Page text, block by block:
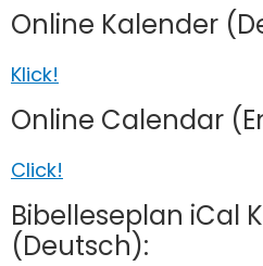
Online Kalender
Klick!
Online Calendar
Click!
Bibelleseplan iCal
(Deutsch):